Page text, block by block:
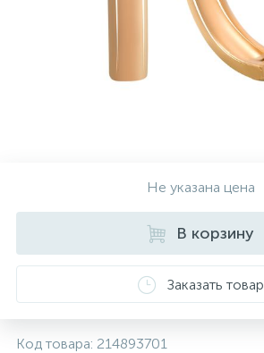
Не указана цена
В корзину
Заказать товар
Код товара: 214893701
Серебряные колье
Серебряные цепочки
Серебряные сувениры